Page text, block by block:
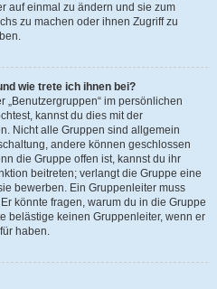
auf einmal zu ändern und sie zum
zu machen oder ihnen Zugriff zu
wie trete ich ihnen bei?
„Benutzergruppen“ im persönlichen
kannst du dies mit der
Nicht alle Gruppen sind allgemein
andere können geschlossen
die Gruppe offen ist, kannst du ihr
beitreten; verlangt die Gruppe eine
bewerben. Ein Gruppenleiter muss
könnte fragen, warum du in die Gruppe
belästige keinen Gruppenleiter, wenn er
haben.